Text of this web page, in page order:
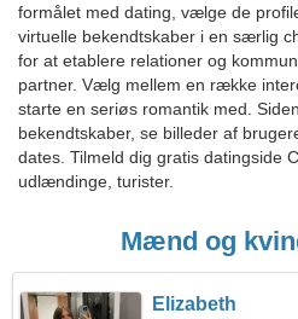
formålet med dating, vælge de
virtuelle bekendtskaber i en særlig
for at etablere relationer og
partner. Vælg mellem en række
starte en seriøs romantik med.
bekendtskaber, se billeder af
dates. Tilmeld dig gratis datingside
udlændinge, turister.
Mænd og
Elizabeth